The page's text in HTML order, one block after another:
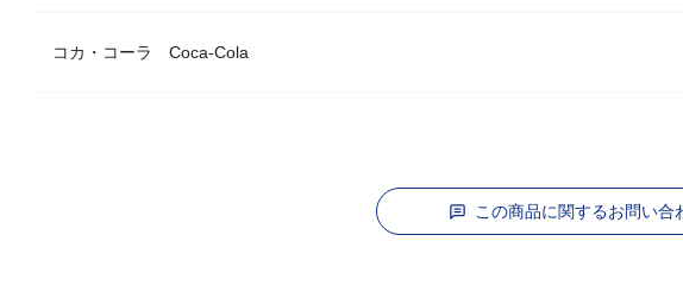
コカ・コーラ Coca-Cola
この商品に関するお問い合